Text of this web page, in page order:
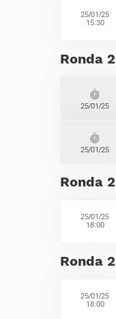
25/01/25
15:30
Ronda
25/01/25
25/01/25
Ronda
25/01/25
18:00
Ronda
25/01/25
18:00